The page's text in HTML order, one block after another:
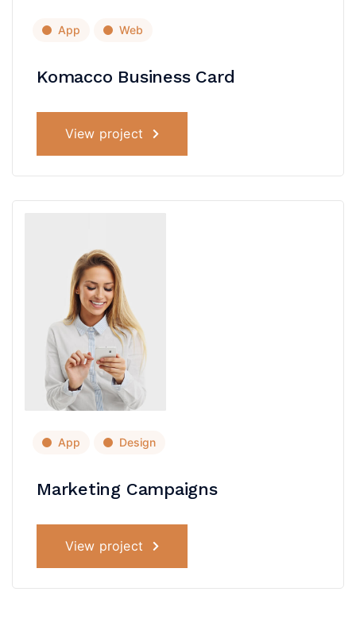
App Web
Komacco Business Card
View project
App Design
Marketing Campaigns
View project